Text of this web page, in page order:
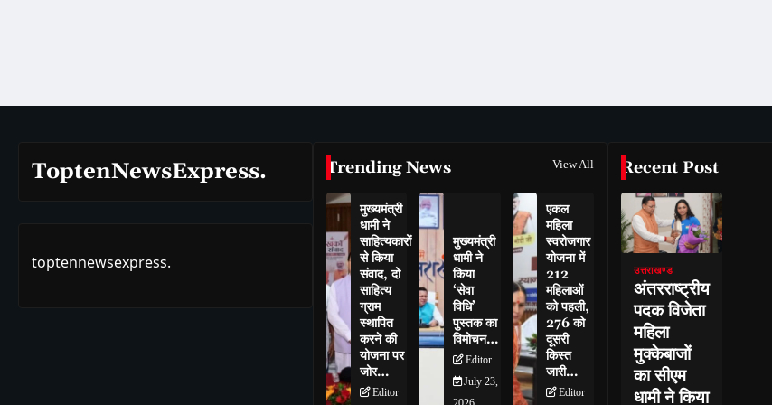
ToptenNewsExpress.
toptennewsexpress.
Trending News View All
मुख्यमंत्री
धामी ने
साहित्यकारों
से किया
संवाद, दो
साहित्य
ग्राम
स्थापित
करने की
योजना पर
जोर…
Editor
मुख्यमंत्री
धामी ने
किया
‘सेवा
विधि’
पुस्तक का
विमोचन…
Editor
July 23,
एकल
महिला
स्वरोजगार
योजना में
212
महिलाओं
को पहली,
276 को
दूसरी
किस्त
जारी…
Editor
Recent Post
उत्तराखण्ड
अंतरराष्ट्रीय
पदक विजेता
महिला
मुक्केबाजों
का सीएम
धामी ने किया